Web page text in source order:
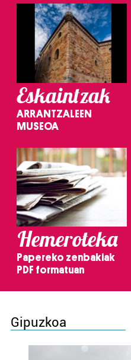
Eskaintzak
ARRANTZALEEN
MUSEOA
Hemeroteka
Papereko zenbakiak
PDF formatuan
Gipuzkoa